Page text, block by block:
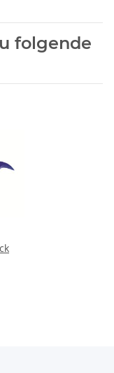
folgende